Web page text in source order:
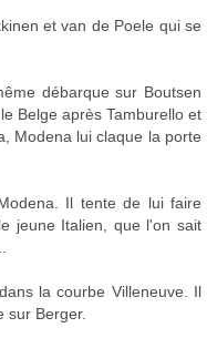
et van de Poele qui se
débarque sur Boutsen
Belge après Tamburello et
Modena lui claque la porte
Il tente de lui faire
jeune Italien, que l'on sait
la courbe Villeneuve. Il
sur Berger.